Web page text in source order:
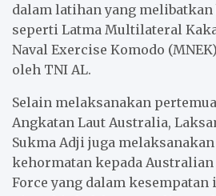
dalam latihan yang melibatkan
seperti Latma Multilateral
Naval Exercise Komodo
oleh TNI AL.
Selain melaksanakan
Angkatan Laut Australia,
Sukma Adji juga
kehormatan kepada Australian
Force yang dalam